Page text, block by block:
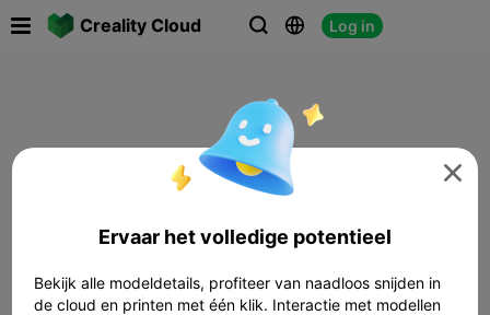
Creality Cloud   Log in

Ervaar het volledige potentieel
Bekijk alle modeldetails, profiteer van naadloos snijden in
de cloud en printen met één klik. Interactie met modellen